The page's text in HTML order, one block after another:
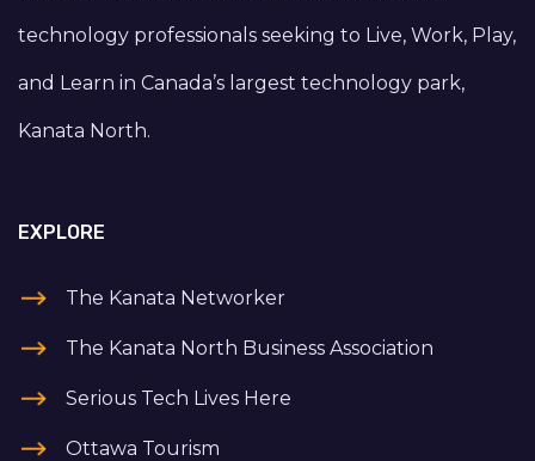
technology professionals seeking to Live, Work, Play,
and Learn in Canada’s largest technology park,
Kanata North.
EXPLORE
The Kanata Networker
The Kanata North Business Association
Serious Tech Lives Here
Ottawa Tourism